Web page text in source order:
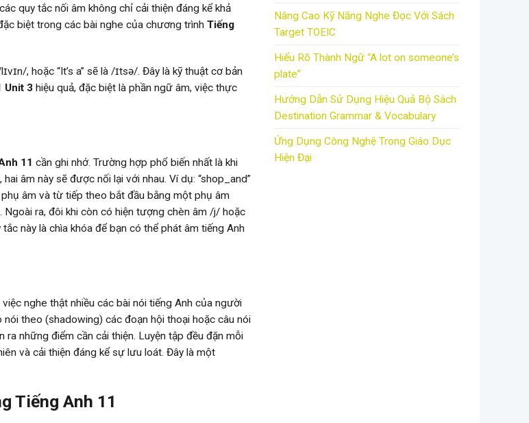
quy tắc nối âm không chỉ cải thiện đáng kể khả
biệt trong các bài nghe của chương trình Tiếng
, hoặc “It’s a” sẽ là /ɪtsə/. Đây là kỹ thuật cơ bản
Unit 3 hiệu quả, đặc biệt là phần ngữ âm, việc thực
11 cần ghi nhớ. Trường hợp phổ biến nhất là khi
âm này sẽ được nối lại với nhau. Ví dụ: “shop_and”
âm và từ tiếp theo bắt đầu bằng một phụ âm
ra, đôi khi còn có hiện tượng chèn âm /j/ hoặc
này là chìa khóa để bạn có thể phát âm tiếng Anh
nghe thật nhiều các bài nói tiếng Anh của người
nói theo (shadowing) các đoạn hội thoại hoặc câu nói
ra những điểm cần cải thiện. Luyện tập đều đặn mỗi
và cải thiện đáng kể sự lưu loát. Đây là một
Tiếng Anh 11
Nâng Cao Kỹ Năng Nghe Đọc Với Sách
Target TOEIC
Hiểu Rõ Thành Ngữ “A lot on someone’s
plate”
Hướng Dẫn Sử Dụng Hiệu Quả Bộ Sách
Destination Grammar & Vocabulary
Ứng Dụng Công Nghệ Trong Giáo Dục
Hiện Đại